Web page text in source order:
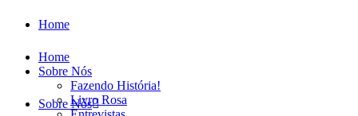
Home
Sobre Nós
Home
Sobre Nós
Fazendo História!
Livro Rosa